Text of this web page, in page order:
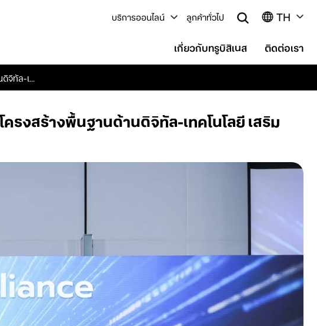
บริการออนไลน์ ลูกค้าทั่วไป TH
เกี่ยวกับทรูบิสิเนส ติดต่อเรา
จิทัล-เ...
รงสร้างพื้นฐานด้านดิจิทัล-เทคโนโลยี เสริม